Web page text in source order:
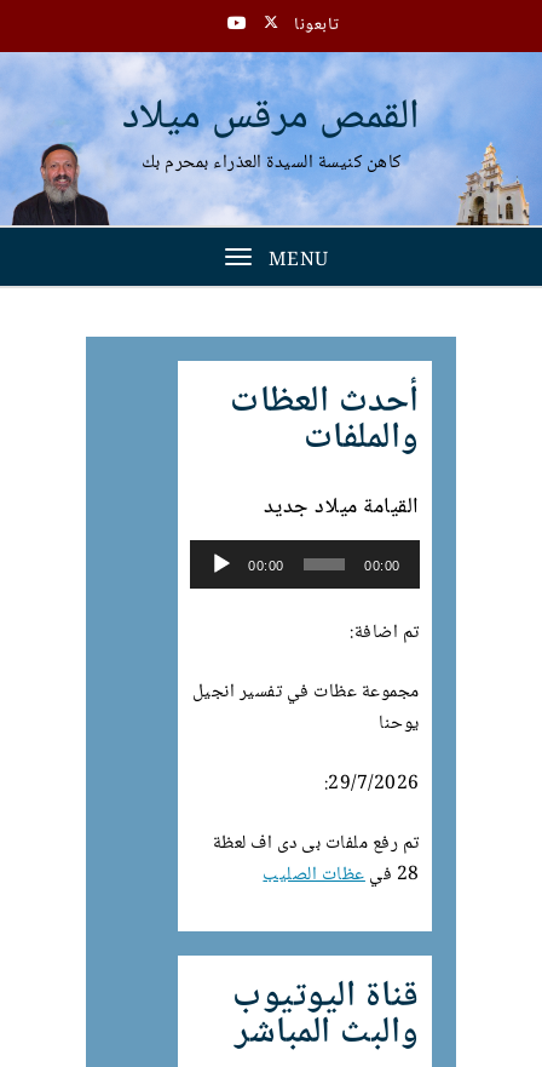
تابعونا
القمص مرقس ميلاد
كاهن كنيسة السيدة العذراء بمحرم بك
MENU
Toggle
أحدث العظات
والملفات
القيامة ميلاد جديد
Audio
Player
00:00 00:00
تم اضافة:
مجموعة عظات في تفسير انجيل
يوحنا
29/7/2026:
تم رفع ملفات بى دى اف لعظة
28 في
عظات الصليب
قناة اليوتيوب
والبث المباشر